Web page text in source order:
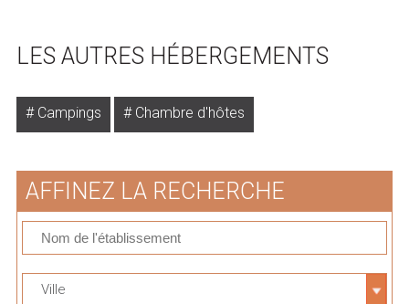
LES AUTRES HÉBERGEMENTS
Campings Chambre d'hôtes
AFFINEZ LA RECHERCHE
Ville